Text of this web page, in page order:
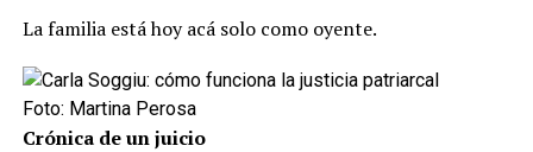
La familia está hoy acá solo como oyente.
Foto: Martina Perosa
Crónica de un juicio